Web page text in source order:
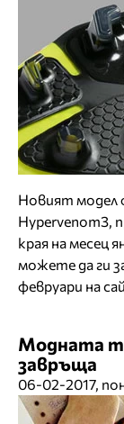
Новият модел
Hypervenom3,
края на месец
можете да ги
февруари на
Модната
завръща
06-02-2017,